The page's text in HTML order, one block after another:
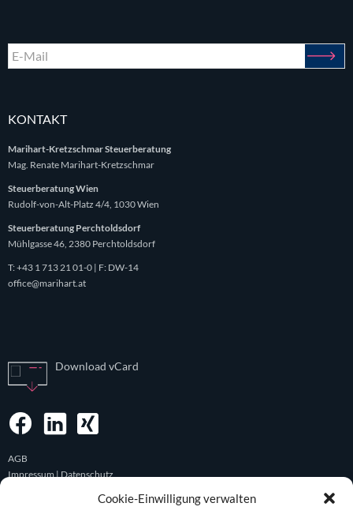
Cookie-Einwilligung verwalten
KONTAKT
Marihart-Kretzschmar Steuerberatung
Mag. Renate Marihart-Kretzschmar
Steuerberatung Wien
Rudolf-von-Alt-Platz 4/4, 1030 Wien
Steuerberatung Perchtoldsdorf
Mühlgasse 46, 2380 Perchtoldsdorf
T:+43 1 713 21 01-0 | F: DW-14
office@marihart.at
Download vCard
AGB
Impressum | Datenschutz
© Mag. Marihart-Kretzschmar